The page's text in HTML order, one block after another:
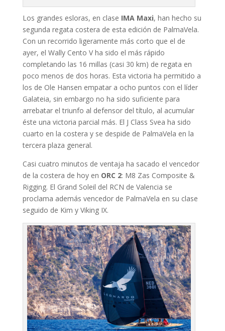
Los grandes esloras, en clase IMA Maxi, han hecho su
segunda regata costera de esta edición de PalmaVela.
Con un recorrido ligeramente más corto que el de
ayer, el Wally Cento V ha sido el más rápido
completando las 16 millas (casi 30 km) de regata en
poco menos de dos horas. Esta victoria ha permitido a
los de Ole Hansen empatar a ocho puntos con el líder
Galateia, sin embargo no ha sido suficiente para
arrebatar el triunfo al defensor del título, al acumular
éste una victoria parcial más. El J Class Svea ha sido
cuarto en la costera y se despide de PalmaVela en la
tercera plaza general.
Casi cuatro minutos de ventaja ha sacado el vencedor
de la costera de hoy en ORC 2: M8 Zas Composite &
Rigging. El Grand Soleil del RCN de Valencia se
proclama además vencedor de PalmaVela en su clase
seguido de Kim y Viking IX.